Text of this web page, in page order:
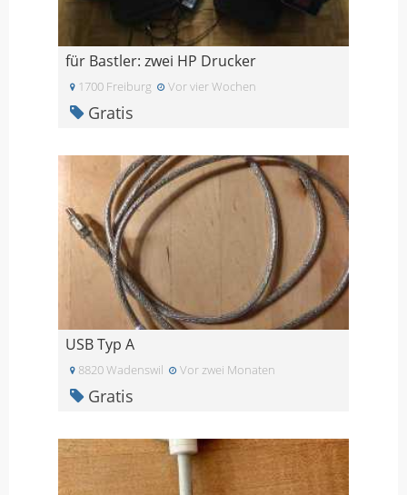
für Bastler: zwei HP Drucker
1700 Freiburg Vor vier Wochen
Gratis
USB Typ A
8820 Wadenswil Vor zwei Monaten
Gratis